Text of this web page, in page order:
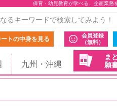
保育・幼児教育が学べる、企画業務
ートの中身を見る
会員登録
（無料）
ま
願
九州・沖縄